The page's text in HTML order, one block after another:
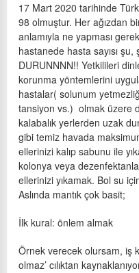
17 Mart 2020 tarihinde
98 olmuştur. Her ağızdan
anlamıyla ne yapması
hastanede hasta sayısı
DURUNNNN!! Yetkilileri
korunma yöntemlerini
hastalar( solunum
tansiyon vs.) olmak üzere
kalabalık yerlerden uzak
gibi temiz havada
ellerinizi kalıp sabunu ile
kolonya veya
ellerinizi yıkamak. Bol su
Aslında mantık çok basit;
İlk kural: önlem almak
Örnek verecek olursam, iş
olmaz’ cılıktan